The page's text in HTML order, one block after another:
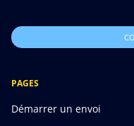
PAGES
Démarrer un envoi